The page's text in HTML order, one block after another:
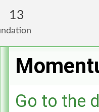
13
Foundation
Go to the